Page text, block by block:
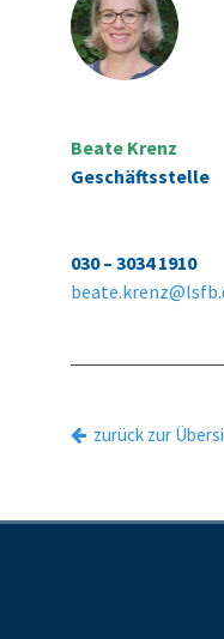
Beate Krenz
Geschäftsstelle
030 – 3034 1910
zurück zur